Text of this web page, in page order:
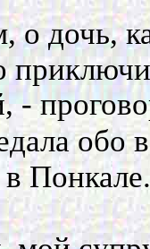
о дочь,
-
обо